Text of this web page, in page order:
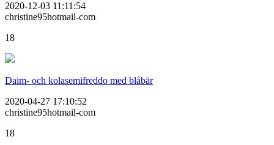
2020-12-03 11:11:54
christine95hotmail-com
18
Daim- och kolasemifreddo med blåbär
2020-04-27 17:10:52
christine95hotmail-com
18